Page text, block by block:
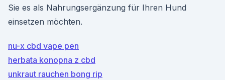
Sie es als Nahrungsergänzung für Ihren Hund
einsetzen möchten.
nu-x cbd vape pen
herbata konopna z cbd
unkraut rauchen bong rip